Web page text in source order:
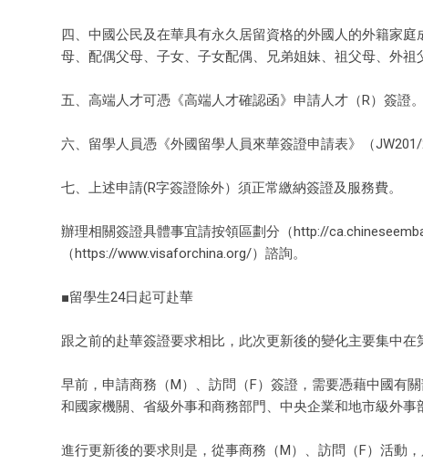
四、中國公民及在華具有永久居留資格的外國人的外籍家
母、配偶父母、子女、子女配偶、兄弟姐妹、祖父母、外祖
五、高端人才可憑《高端人才確認函》申請人才（R）簽證。
六、留學人員憑《外國留學人員來華簽證申請表》（
七、上述申請(R字簽證除外）須正常繳納簽證及服務費。
辦理相關簽證具體事宜請按領區劃分（http://
（https://www.visaforchina.org/）諮詢。
■留學生24日起可赴華
跟之前的赴華簽證要求相比，此次更新後的變化主要集中在
早前，申請商務（M）、訪問（F）簽證，需要憑藉中國有
和國家機關、省級外事和商務部門、中央企業和地市級外事
進行更新後的要求則是，從事商務（M）、訪問（F）活動